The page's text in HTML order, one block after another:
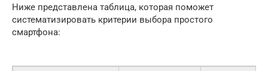
Ниже представлена таблица, которая поможет
систематизировать критерии выбора простого
смартфона: